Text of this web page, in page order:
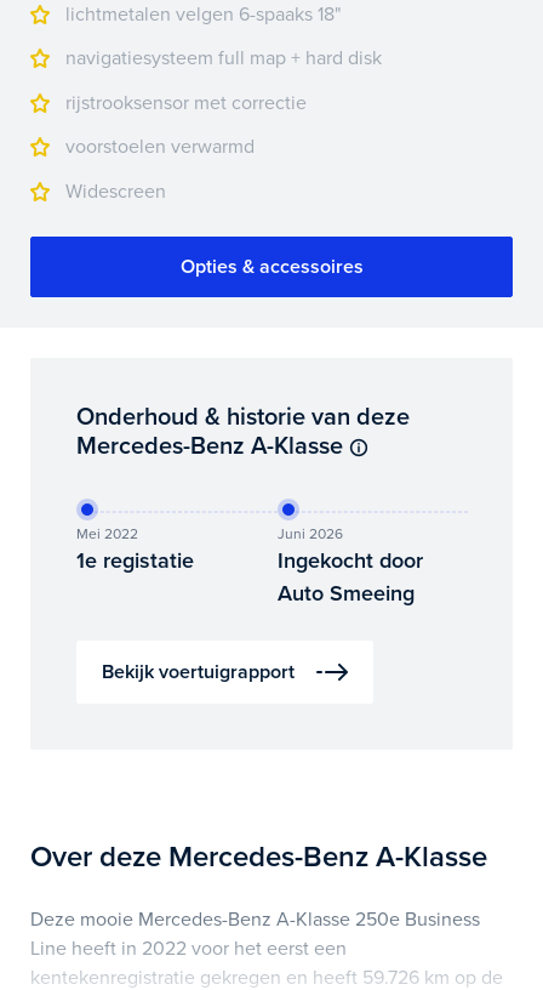
lichtmetalen velgen 6-spaaks 18"
navigatiesysteem full map + hard disk
rijstrooksensor met correctie
voorstoelen verwarmd
Widescreen
Opties & accessoires
Onderhoud & historie van deze
Mercedes-Benz A-Klasse
Mei 2022
1e registatie
Juni 2026
Ingekocht door
Auto Smeeing
Bekijk voertuigrapport
Over deze Mercedes-Benz A-Klasse
Deze mooie Mercedes-Benz A-Klasse 250e Business
Line heeft in 2022 voor het eerst een
kentekenregistratie gekregen en heeft 59.726 km op de